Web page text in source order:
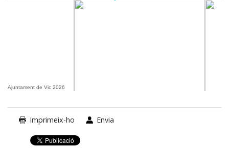
Ajuntament de Vic 2026
Imprimeix-ho Envia